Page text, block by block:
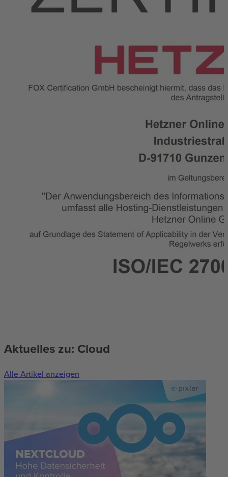
Aktuelles zu: Cloud
Alle Artikel anzeigen